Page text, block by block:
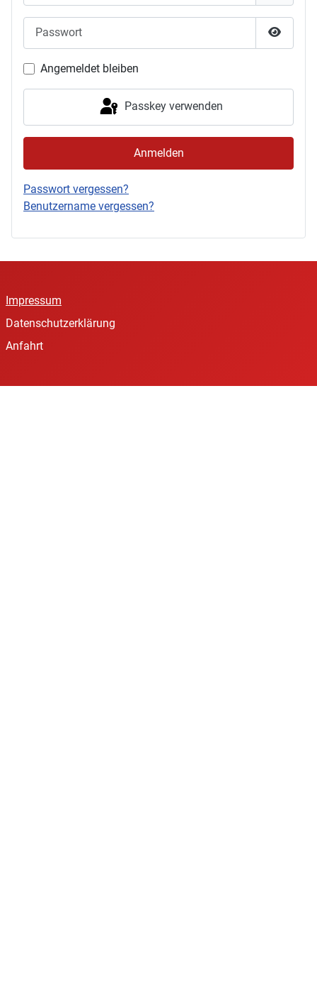
Angemeldet bleiben
Passkey verwenden
Anmelden
Passwort vergessen?
Benutzername vergessen?
Impressum
Datenschutzerklärung
Anfahrt